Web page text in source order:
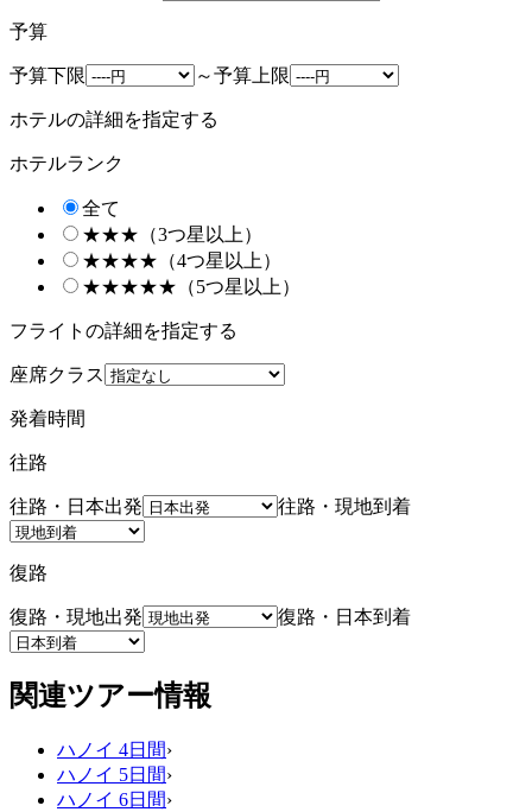
予算
予算下限 ～予算上限
ホテルの詳細を指定する
ホテルランク
全て
★★★（3つ星以上）
★★★★（4つ星以上）
★★★★★（5つ星以上）
フライトの詳細を指定する
座席クラス
発着時間
往路
往路・日本出発 往路・現地到着
復路
復路・現地出発 復路・日本到着
関連ツアー情報
ハノイ 4日間›
ハノイ 5日間›
ハノイ 6日間›